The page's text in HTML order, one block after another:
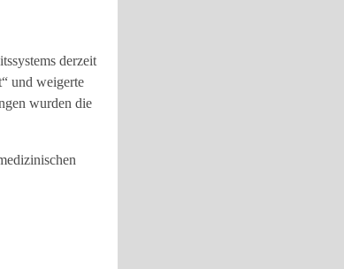
derzeit
und weigerte
wurden die